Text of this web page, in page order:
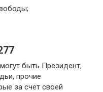
быть Президент,
прочие
за счет своей